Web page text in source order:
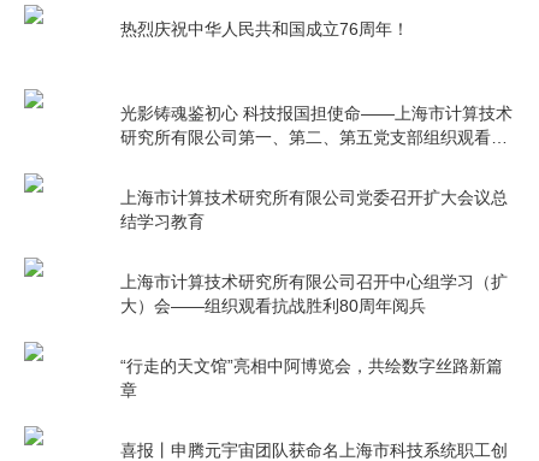
热烈庆祝中华人民共和国成立76周年！
光影铸魂鉴初心 科技报国担使命——上海市计算技术
研究所有限公司第一、第二、第五党支部组织观看电
上海市计算技术研究所有限公司党委召开扩大会议总
结学习教育
上海市计算技术研究所有限公司召开中心组学习（扩
大）会——组织观看抗战胜利80周年阅兵
“行走的天文馆”亮相中阿博览会，共绘数字丝路新篇
章
喜报丨申腾元宇宙团队获命名上海市科技系统职工创